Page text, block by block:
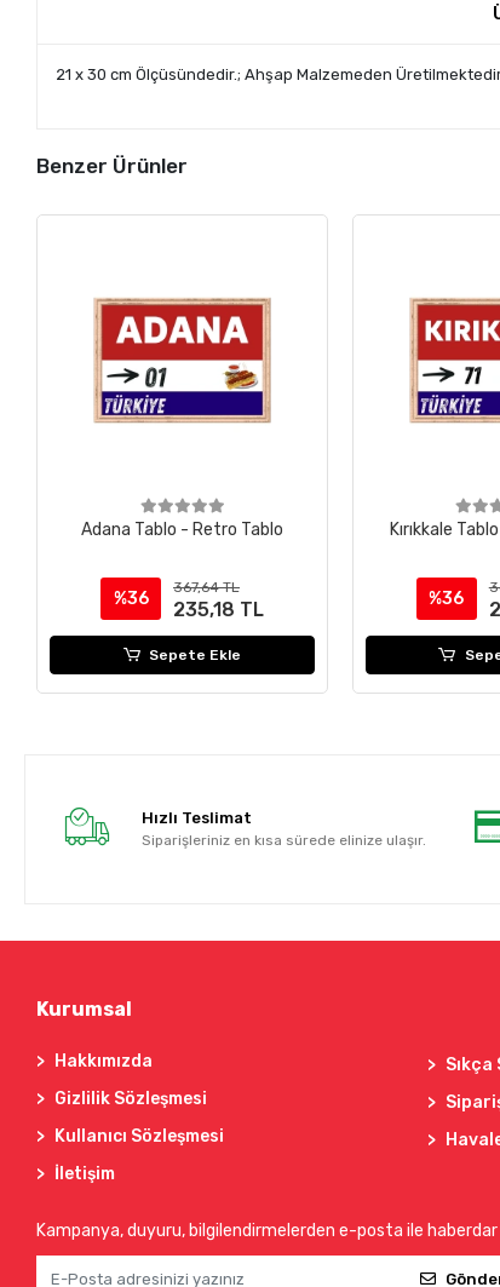
21 x 30 cm Ölçüsündedir.; Ahşap Malzemeden
Benzer Ürünler
Adana Tablo - Retro Tablo
%36
367,64 TL
235,18 TL
Sepete Ekle
Kırıkkale
%36
Hızlı Teslimat
Siparişleriniz en kısa sürede elinize ulaşır.
Kurumsal
Hakkımızda
Gizlilik Sözleşmesi
Kullanıcı Sözleşmesi
İletişim
Kampanya, duyuru, bilgilendirmelerden e-posta ile